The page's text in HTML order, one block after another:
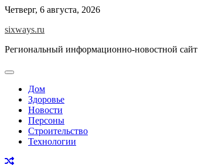
Перейти
содержимому
Четверг, 6 августа, 2026
sixways.ru
Региональный информационно-новостной сайт
Дом
Здоровье
Новости
Персоны
Строительство
Технологии